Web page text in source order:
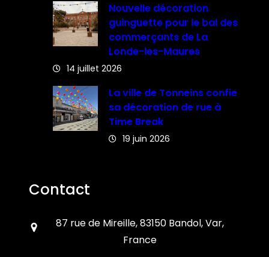
Nouvelle décoration
guinguette pour le bal des
commerçants de La
Londe-les-Maures
14 juillet 2026
La ville de Tonneins confie
sa décoration de rue à
Time Break
19 juin 2026
Contact
87 rue de Mireille, 83150 Bandol, Var,
France